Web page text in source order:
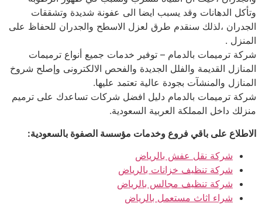
وتأكل الدهانات وقد يسبب ايضا الى عفونة شديدة وتشققات
الجدران ،لذلك سنقدم طرق لعزل الاسطح والجدران للحفاظ على
المنزل .
شركة ترميمات بالدمام – توفير خدمات جميع أنواع ترميمات
المنازل القديمة والفلل الجديدة والفحص الالكترونى وإصلح شروخ
المنازل والمنشآت بجودة عالية تعتمد عليها.
شركة ترميمات بالدمام دليل افضل شركات تساعدك على ترميم
منزلك داخل المملكة العربية السعودية.
الاطلاع على باقي فروع وخدمات مؤسسة الصفوة بالسعودية:
شركة نقل عفش بالرياض
شركة تنظيف خزانات بالرياض
شركة تنظيف مجالس بالرياض
شراء اثاث مستعمل بالرياض